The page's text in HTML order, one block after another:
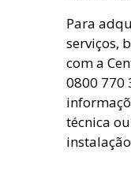
Para
serviços,
com a
0800 770
técnica